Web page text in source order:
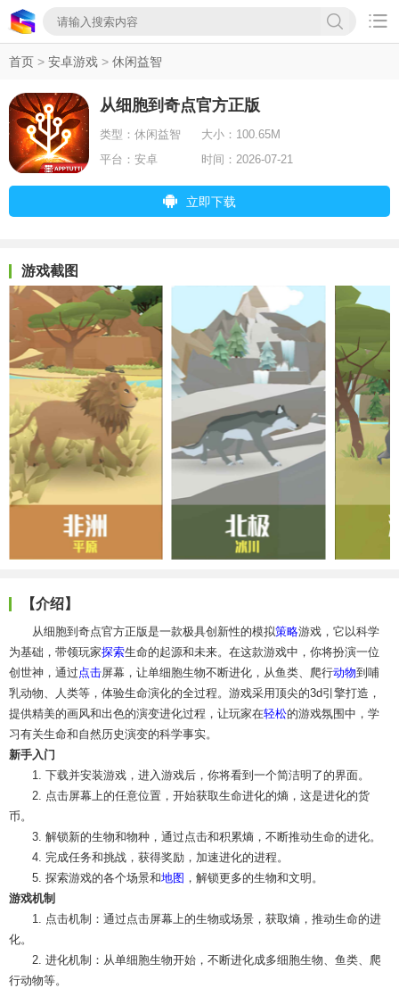

首页 > 安卓游戏 > 休闲益智
从细胞到奇点官方正版
类型： 休闲益智 大小： 100.65M
平台： 安卓 时间： 2026-07-21
立即下载
游戏截图
【介绍】
从细胞到奇点官方正版是一款极具创新性的模拟策略游戏，它以科学
为基础，带领玩家探索生命的起源和未来。在这款游戏中，你将扮演一位
创世神，通过 点击屏幕，让单细胞生物不断进化，从鱼类、爬行动物到哺
乳动物、人类等，体验生命演化的全过程。游戏采用顶尖的3d引擎打造，
提供精美的画风和出色的演变进化过程，让玩家在轻松的游戏氛围中，学
习有关生命和自然历史演变的科学事实。
新手入门
1. 下载并安装游戏，进入游戏后，你将看到一个简洁明了的界面。
2. 点击屏幕上的任意位置，开始获取生命进化的熵，这是进化的货
币。
3. 解锁新的生物和物种，通过点击和积累熵，不断推动生命的进化。
4. 完成任务和挑战，获得奖励，加速进化的进程。
5. 探索游戏的各个场景和地图 ，解锁更多的生物和文明。
游戏机制
1. 点击机制：通过点击屏幕上的生物或场景，获取熵，推动生命的进
化。
2. 进化机制：从单细胞生物开始，不断进化成多细胞生物、鱼类、爬
行动物等。